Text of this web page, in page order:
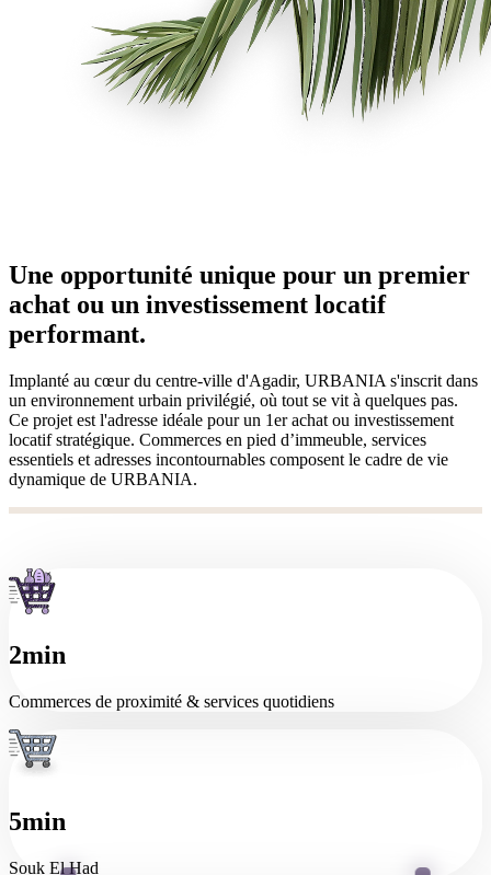
Une opportunité unique pour un premier
achat ou un investissement locatif
performant.
Implanté au cœur du centre-ville d'Agadir, URBANIA s'inscrit dans
un environnement urbain privilégié, où tout se vit à quelques pas.
Ce projet est l'adresse idéale pour un 1er achat ou investissement
locatif stratégique. Commerces en pied d’immeuble, services
essentiels et adresses incontournables composent le cadre de vie
dynamique de URBANIA.
2min
Commerces de proximité & services quotidiens
5min
Souk El Had